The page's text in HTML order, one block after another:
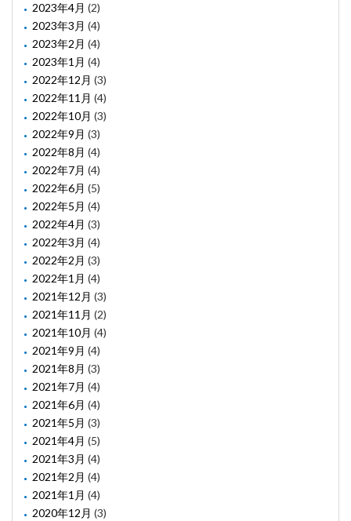
2023年4月 (2)
2023年3月 (4)
2023年2月 (4)
2023年1月 (4)
2022年12月 (3)
2022年11月 (4)
2022年10月 (3)
2022年9月 (3)
2022年8月 (4)
2022年7月 (4)
2022年6月 (5)
2022年5月 (4)
2022年4月 (3)
2022年3月 (4)
2022年2月 (3)
2022年1月 (4)
2021年12月 (3)
2021年11月 (2)
2021年10月 (4)
2021年9月 (4)
2021年8月 (3)
2021年7月 (4)
2021年6月 (4)
2021年5月 (3)
2021年4月 (5)
2021年3月 (4)
2021年2月 (4)
2021年1月 (4)
2020年12月 (3)